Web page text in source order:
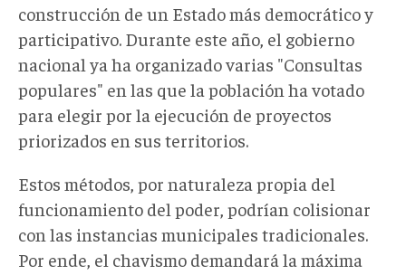
construcción de un Estado más democrático y
participativo. Durante este año, el gobierno
nacional ya ha organizado varias "Consultas
populares" en las que la población ha votado
para elegir por la ejecución de proyectos
priorizados en sus territorios.
Estos métodos, por naturaleza propia del
funcionamiento del poder, podrían colisionar
con las instancias municipales tradicionales.
Por ende, el chavismo demandará la máxima